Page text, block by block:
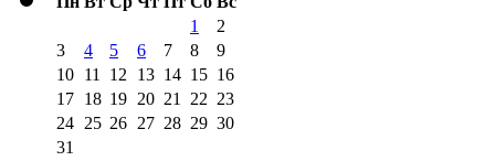
1
2
3
4 5 6 7 8
9
10 11 12 13 14 15 16
17 18 19 20 21 22 23
24 25 26 27 28 29 30
31